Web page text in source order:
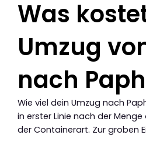
Was
Umzug
nach
Wie viel dein Umzug nach
in erster Linie nach der
der Containerart. Zur groben